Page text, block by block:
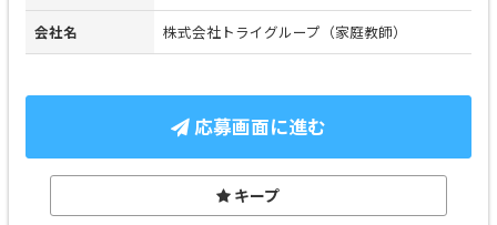
会社名 株式会社トライグループ（家庭教師）
応募画面に進む
キープ